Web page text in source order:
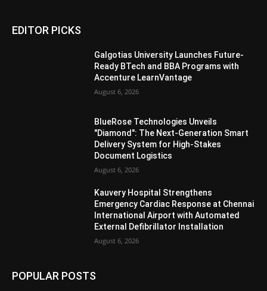
EDITOR PICKS
Galgotias University Launches Future-
Ready BTech and BBA Programs with
Accenture LearnVantage
August 6, 2026
BlueRose Technologies Unveils
"Diamond": The Next-Generation Smart
Delivery System for High-Stakes
Document Logistics
August 6, 2026
Kauvery Hospital Strengthens
Emergency Cardiac Response at Chennai
International Airport with Automated
External Defibrillator Installation
August 6, 2026
POPULAR POSTS